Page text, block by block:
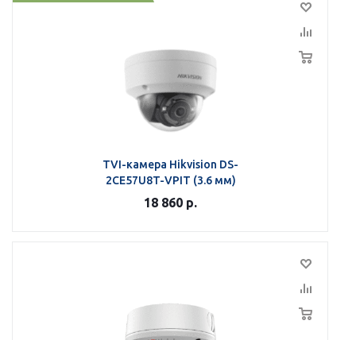
TVI-камера Hikvision DS-
2CE57U8T-VPIT (3.6 мм)
18 860 р.